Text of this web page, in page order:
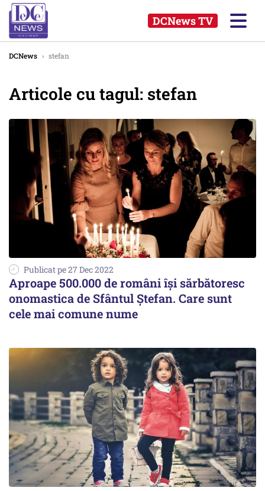
DCNews TV
DCNews › stefan
Articole cu tagul: stefan
Publicat pe 27 Dec 2022
Aproape 500.000 de români își sărbătoresc
onomastica de Sfântul Ștefan. Care sunt
cele mai comune nume